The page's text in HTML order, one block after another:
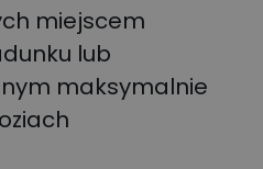
miejscem
lub
maksymalnie